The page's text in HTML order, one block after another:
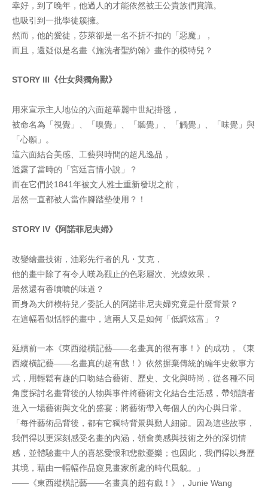
幸好，到了晚年，他過人的才能依然被王公貴族們賞識。
也吸引到一批學徒簇擁。
然而，他的愛徒，莎萊卻是一名不折不扣的「惡魔」，
而且，還疑似是名畫《施洗者聖約翰》畫作的模特兒？
STORY III《仕女與獨角獸》
用來宣示主人地位的六面超華麗中世紀掛毯，
被命名為「視覺」、「嗅覺」、「聽覺」、「觸覺」、「味覺」與
「心願」。
這六面結合美感、工藝與時間的超凡逸品，
透露了當時的「宮廷言情小說」？
而在它們於1841年被文人雅士重新發現之前，
居然一直都被人當作腳踏墊使用？！
STORY IV《阿諾菲尼夫婦》
改變繪畫技術，油彩先行者的凡・艾克，
他的畫中除了有令人嘆為觀止的色彩層次、光線效果，
居然還有香噴噴的味道？
而身為大師模特兒／委託人的阿諾非尼夫婦究竟是什麼背景？
在這幅看似恬靜的畫中，這兩人又是如何「低調炫富」？
延續前一本《東西縱橫記藝——名畫真的很有事！》的成功，《東
西縱橫記藝——名畫真的超有戲！》依然摒棄傳統的編年史敘事方
式，用輕鬆有趣的口吻結合藝術、歷史、文化與時尚，從各種不同
角度探討名畫背後的人物與事件將藝術文化結合生活感，帶領讀者
進入一場藝術與文化的盛宴；將藝術帶入每個人的內心與日常。
「每件藝術品背後，都有它獨特背景與動人細節。因為這些故事，
我們得以更深刻感受名畫的內涵，領會美感與技術之外的深切情
感，並體驗畫中人的喜怒愛恨和悲歡憂樂；也因此，我們得以身歷
其境，藉由一幅幅作品窺見畫家所處的時代風貌。」
——《東西縱橫記藝——名畫真的超有戲！》，Junie Wang